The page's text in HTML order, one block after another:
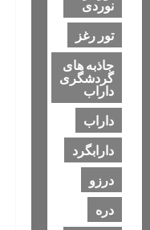
نوردی
تور رغز
جاذبه های
گردشگری
داراب
داراب
دارابگرد
درزو
دره